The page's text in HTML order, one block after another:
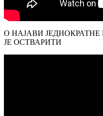
О НАЈАВИ
ЈЕ ОСТВАРИТИ